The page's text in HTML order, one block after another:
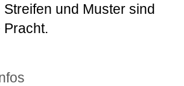
und Muster sind
Pracht.